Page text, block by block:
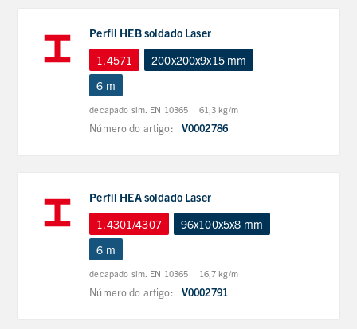
Perfil HEB soldado Laser
1.4571
200x200x9x15 mm
6 m
decapado sim. EN 10365 61,3 kg/m
Número do artigo: V0002786
Perfil HEA soldado Laser
1.4301/4307
96x100x5x8 mm
6 m
decapado sim. EN 10365 16,7 kg/m
Número do artigo: V0002791